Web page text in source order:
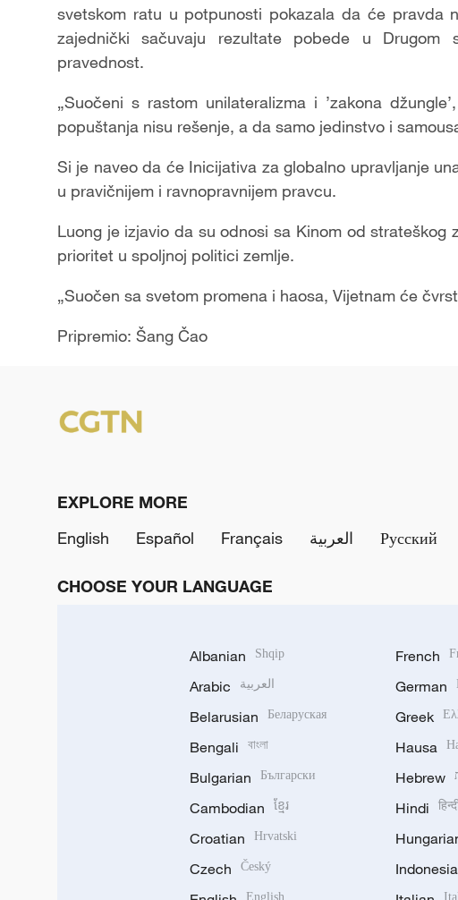
svetskom ratu u potpunosti pokazala da će pravda
zajednički sačuvaju rezultate pobede u
pravednost.
„Suočeni s rastom unilateralizma i ’zakona
popuštanja nisu rešenje, a da samo jedinstvo i
Si je naveo da će Inicijativa za globalno upravljanje
u pravičnijem i ravnopravnijem pravcu.
Luong je izjavio da su odnosi sa Kinom od strateškog
prioritet u spoljnoj politici zemlje.
„Suočen sa svetom promena i haosa, Vijetnam će
Pripremio: Šang Čao
EXPLORE MORE
English
Español Français العربية Русский
CHOOSE YOUR LANGUAGE
Albanian Shqip
Arabic العربية
Belarusian Беларуская
Bengali বাংলা
Bulgarian Български
Cambodian ខ្មែរ
Croatian Hrvatski
Czech Český
English
French
German
Greek
Hausa
Hebrew
Hindi